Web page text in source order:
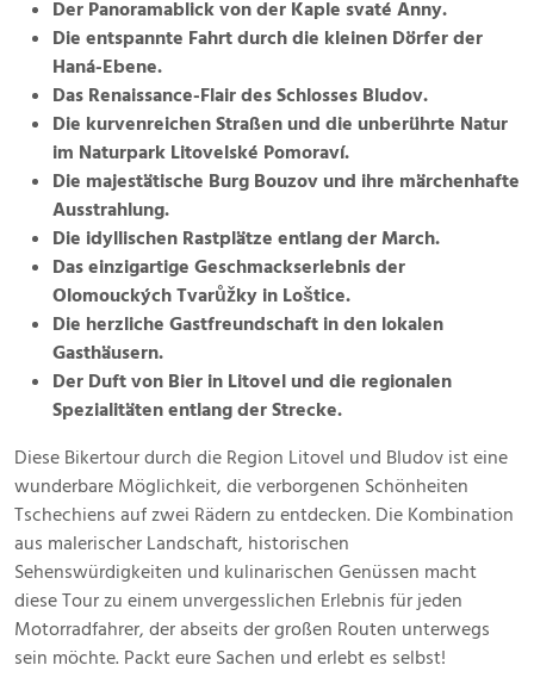
Der Panoramablick von der Kaple svaté Anny.
Die entspannte Fahrt durch die kleinen Dörfer der
Haná-Ebene.
Das Renaissance-Flair des Schlosses Bludov.
Die kurvenreichen Straßen und die unberührte Natur
im Naturpark Litovelské Pomoraví.
Die majestätische Burg Bouzov und ihre märchenhafte
Ausstrahlung.
Die idyllischen Rastplätze entlang der March.
Das einzigartige Geschmackserlebnis der
Olomouckých Tvarůžky in Loštice.
Die herzliche Gastfreundschaft in den lokalen
Gasthäusern.
Der Duft von Bier in Litovel und die regionalen
Spezialitäten entlang der Strecke.
Diese Bikertour durch die Region Litovel und Bludov ist eine
wunderbare Möglichkeit, die verborgenen Schönheiten
Tschechiens auf zwei Rädern zu entdecken. Die Kombination
aus malerischer Landschaft, historischen
Sehenswürdigkeiten und kulinarischen Genüssen macht
diese Tour zu einem unvergesslichen Erlebnis für jeden
Motorradfahrer, der abseits der großen Routen unterwegs
sein möchte. Packt eure Sachen und erlebt es selbst!